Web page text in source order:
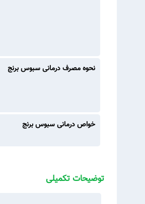
نحوه مصرف درمانی سبوس برنج
خواص درمانی سبوس برنج
توضیحات تکمیلی